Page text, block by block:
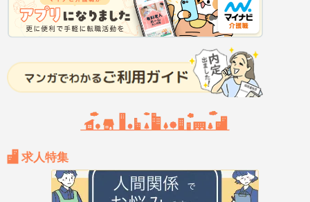
求人特集